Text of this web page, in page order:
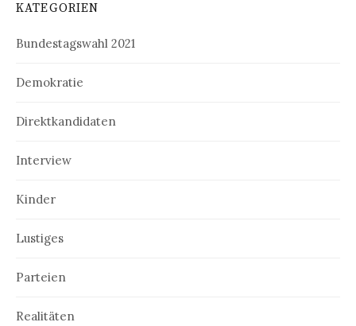
KATEGORIEN
Bundestagswahl 2021
Demokratie
Direktkandidaten
Interview
Kinder
Lustiges
Parteien
Realitäten